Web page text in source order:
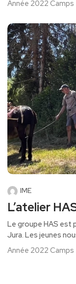
Année 2022 Camps
IME
L’atelier
Le groupe HAS est
Jura. Les jeunes
Année 2022 Camps